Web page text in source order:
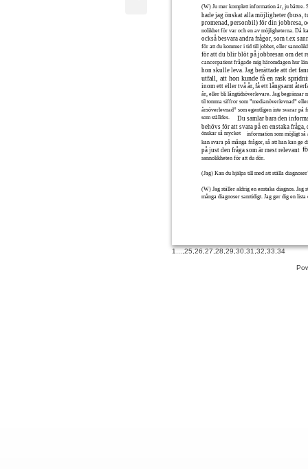
(W) Ju mer komplett information är, ju bättre.
hade jag önskat alla möjligheter (buss,
promenad, personbil) för din jobbresa,
nolikhet för var och en av möjligheterna. Då
också besvara andra frågor, som t.ex
för att du kommer i tid till jobbet, eller
för att du blir blöt på jobbresan om det
cancerpatient frågade mig häromdagen hur
hon skulle leva. Jag berättade att det
utfall, att hon kunde få en rask
inom ett eller två år, få ett långsamt
år, eller bli långtidsöverlevare. Jag begränsar
til tomma siffror som ”medianöverlevnad”
årsöverlevnad” som egentligen inte svarar på
som ställdes.
Du samlar bara den
behövs för att svara på en enstaka fråga,
önskar så mycket
information som möjligt så
kan svara på många frågor, så att han kan ge
på just den fråga som är mest relevant
sannolikheten för att du dör.
(Jag) Kan du hjälpa till med att ställa
(W) Jag ställer aldrig en enstaka diagnos. Jag
många diagnoser samtidigt. Jag ger dig en lista
1...,25,26,27,28,29,30,31,32,33,34